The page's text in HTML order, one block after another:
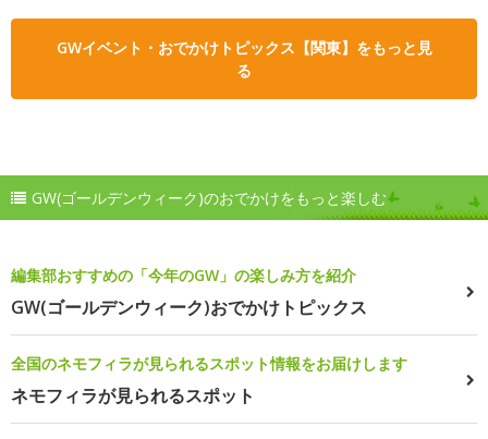
GWイベント・おでかけトピックス【関東】をもっと見
る
GW(ゴールデンウィーク)のおでかけをもっと楽しむ
編集部おすすめの「今年のGW」の楽しみ方を紹介
GW(ゴールデンウィーク)おでかけトピックス
全国のネモフィラが見られるスポット情報をお届けします
ネモフィラが見られるスポット